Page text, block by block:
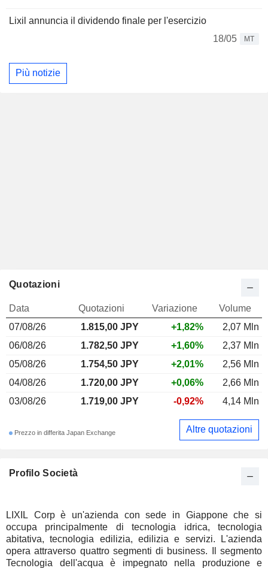
Lixil annuncia il dividendo finale per l'esercizio
18/05
MT
Più notizie
Profilo Società
LIXIL Corp è un'azienda con sede in Giappone che si
occupa principalmente di tecnologia idrica, tecnologia
abitativa, tecnologia edilizia, edilizia e servizi. L'azienda
opera attraverso quattro segmenti di business. Il segmento
Tecnologia dell'acqua è impegnato nella produzione e
Quotazioni
Data Quotazioni Variazione
Volume
07/08/26
1.815,00 JPY +1,82%
2,07 Mln
06/08/26
1.782,50 JPY +1,60%
2,37 Mln
05/08/26
1.754,50 JPY +2,01%
2,56 Mln
04/08/26
1.720,00 JPY +0,06%
2,66 Mln
03/08/26
1.719,00 JPY -0,92% 4,14 Mln
Prezzo in differita Japan Exchange Altre quotazioni